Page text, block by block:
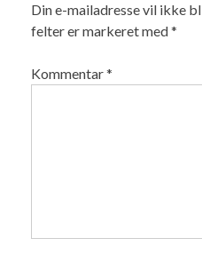
Din e-mailadresse vil ikke
felter er markeret med*
Kommentar*